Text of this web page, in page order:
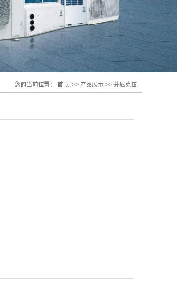
您的当前位置： 首 页 >> 产品展示 >> 芬尼克兹